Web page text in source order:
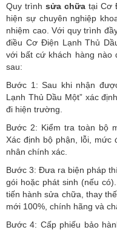
Quy trình sửa chữa tại Cơ
hiện sự chuyên nghiệp
nhiệm cao. Với quy trình
điều Cơ Điện Lạnh Thủ
với bất cứ khách hàng nào
sau:
Bước 1: Sau khi nhận
Lạnh Thủ Dầu Một” xác
đi hiện trường.
Bước 2: Kiểm tra toàn bộ
Xác định bộ phận, lỗi, mức
nhân chính xác.
Bước 3: Đưa ra biện pháp
gói hoặc phát sinh (nếu có).
tiến hành sửa chữa, thay
mới 100%, chính hãng và
Bước 4: Cấp phiếu bảo